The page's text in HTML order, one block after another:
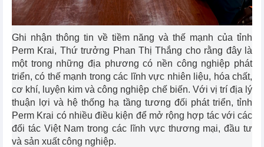
Ghi nhận thông tin về tiềm năng và thế mạnh của tỉnh
Perm Krai, Thứ trưởng Phan Thị Thắng cho rằng đây là
một trong những địa phương có nền công nghiệp phát
triển, có thế mạnh trong các lĩnh vực nhiên liệu, hóa chất,
cơ khí, luyện kim và công nghiệp chế biến. Với vị trí địa lý
thuận lợi và hệ thống hạ tầng tương đối phát triển, tỉnh
Perm Krai có nhiều điều kiện để mở rộng hợp tác với các
đối tác Việt Nam trong các lĩnh vực thương mại, đầu tư
và sản xuất công nghiệp.